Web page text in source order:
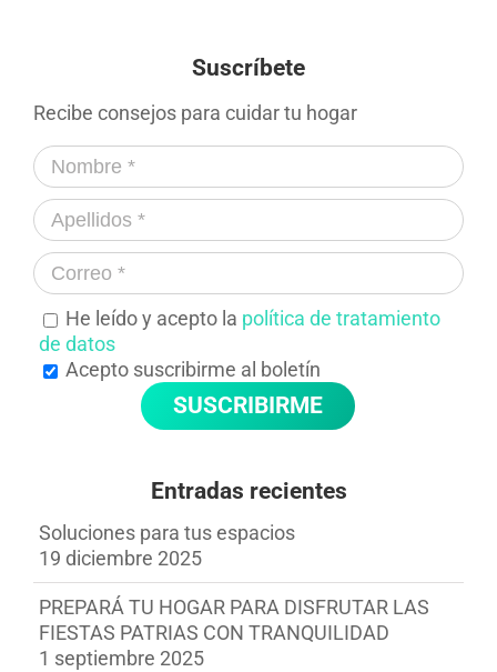
Suscríbete
Recibe consejos para cuidar tu hogar
He leído y acepto la política de tratamiento
de datos
Acepto suscribirme al boletín
Entradas recientes
Soluciones para tus espacios
19 diciembre 2025
PREPARÁ TU HOGAR PARA DISFRUTAR LAS
FIESTAS PATRIAS CON TRANQUILIDAD
1 septiembre 2025